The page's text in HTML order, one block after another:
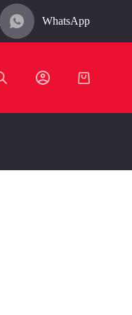
WhatsApp
Carro